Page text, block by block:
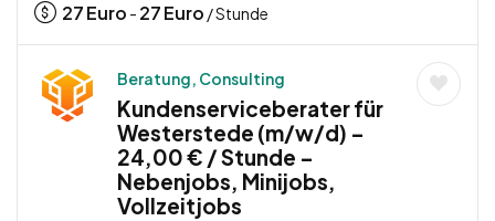
27Euro - 27Euro / Stunde
Beratung, Consulting
Kundenserviceberater für
Westerstede (m/w/d) –
24,00 € / Stunde –
Nebenjobs, Minijobs,
Vollzeitjobs